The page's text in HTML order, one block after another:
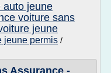
auto jeune
voiture sans
jeune
jeune permis /
Assurance -